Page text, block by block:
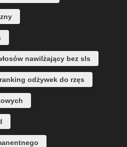
nawilżający bez sls
ranking odżywek do rzęs